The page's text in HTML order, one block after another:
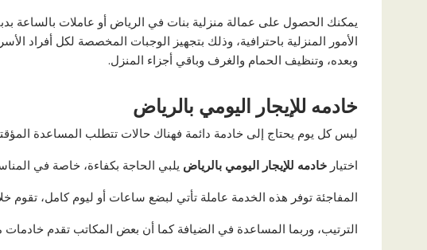
يمكنك الحصول على عمالة منزلية بنات في الرياض أو عاملات بالساعة
الأمور المنزلية باحترافية، وذلك بتجهيز الوجبات المخصصة لكل أفراد
وبعده، وتنظيف الحمام والغرف وباقي أجزاء المنزل.
خادمه للإيجار اليومي بالرياض
ليس كل يوم يحتاج إلى خادمة دائمة فهناك حالات تتطلب المساعدة
اختيار خادمه للإيجار اليومي بالرياض يلبي الحاجة بكفاءة، خاصة في
المفاجئة توفر هذه الخدمة عاملة تأتي لبضع ساعات أو ليوم كامل، تقوم
الترتيب، وربما المساعدة في الضيافة كما أن بعض المكاتب تقدم خادمات